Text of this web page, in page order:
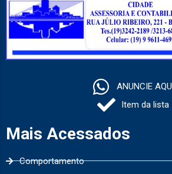
ANUNCIE AQUI
Item da lista
Mais Acessados
Comportamento